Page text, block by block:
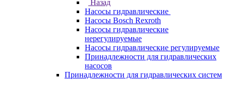
Назад
Насосы гидравлические
Насосы Bosch Rexroth
Насосы гидравлические
нерегулируемые
Насосы гидравлические регулируемые
Принадлежности для гидравлических
насосов
Принадлежности для гидравлических систем